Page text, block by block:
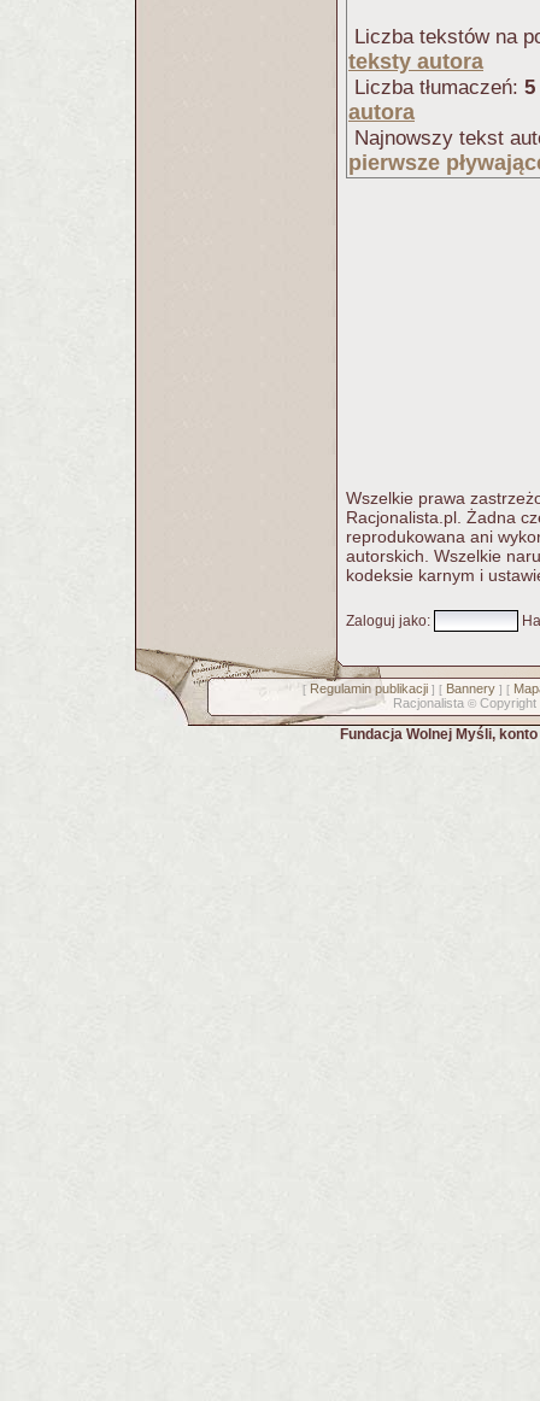
Liczba tekstów na
teksty autora
Liczba tłumaczeń: 5
autora
Najnowszy tekst
pierwsze
Wszelkie prawa
Racjonalista.pl. Żadna
reprodukowana ani
autorskich. Wszelkie
kodeksie karnym i
Zaloguj jako:
[ Regulamin publikacji] [ Bannery] [
Racjonalista © Copyright
Fundacja Wolnej Myśli,